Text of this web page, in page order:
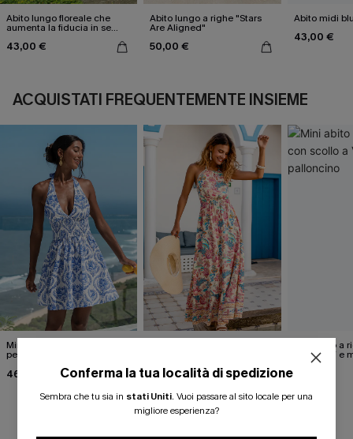
Abito lungo floreale che
aumenta la fiducia in se
43,00 €
Abito lungo a righe "Stars
Are Aligned"
50,00 €
Abito midi
43,00 €
ACQUISTATI FREQUENTEMENTE INSIEME
Mini abito decorato perfetto
per il giorno e per la sera.
46,00 € 36,00 € 40,00 €
Mini abito a
scollo a V e
palloncino
RECENSIONI DEI CLIENTI
Conferma la tua località di spedizione
Sembra che tu sia in stati Uniti. Vuoi passare al sito locale per una
migliore esperienza?